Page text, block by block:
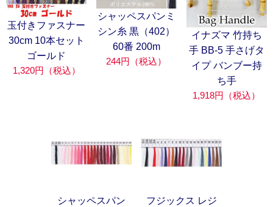
玉付きファスナー
30cm 10本セット
ゴールド
1,320円（税込）
シャッペスパンミ
シン糸 黒（402）
60番 200m
244円（税込）
イナズマ 竹持ち
手 BB-5 手さげタ
イプ バンブー持
ち手
1,918円（税込）
シャッペスパン
フジックス レジ